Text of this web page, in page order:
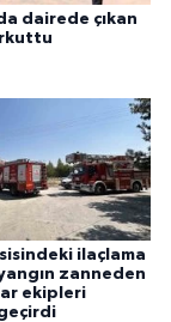
dairede çıkan
ilaçlama
zanneden
ekipleri